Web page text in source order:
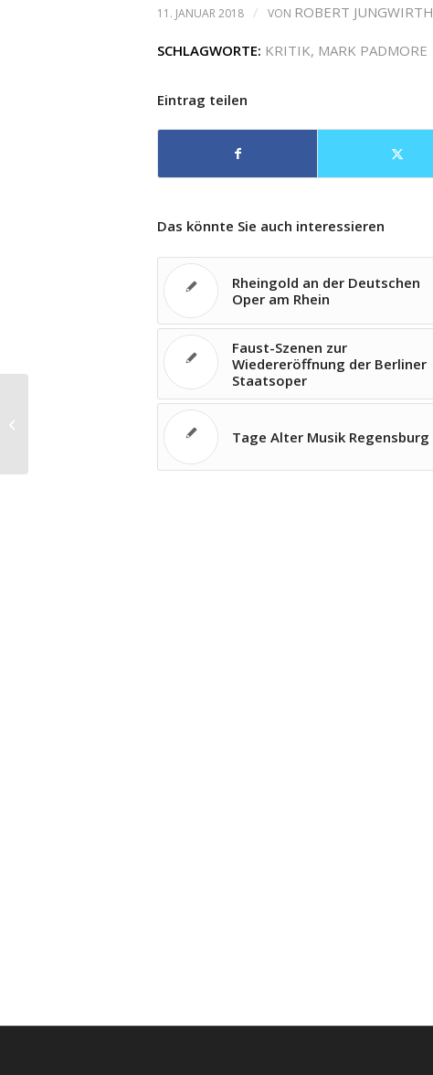
11. JANUAR 2018 / VON ROBERT JUNGWIRTH
SCHLAGWORTE: KRITIK, MARK PADMORE
Eintrag teilen
Das könnte Sie auch interessieren
Rheingold an der Deutschen
Oper am Rhein
Faust-Szenen zur
Wiedereröffnung der Berliner
Staatsoper
Tage Alter Musik Regensburg
Aufnahmesitzung von Goulds